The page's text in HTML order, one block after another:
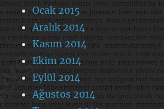
Ocak 2015
Aralık 2014
Kasım 2014
Ekim 2014
Eylül 2014
Ağustos 2014